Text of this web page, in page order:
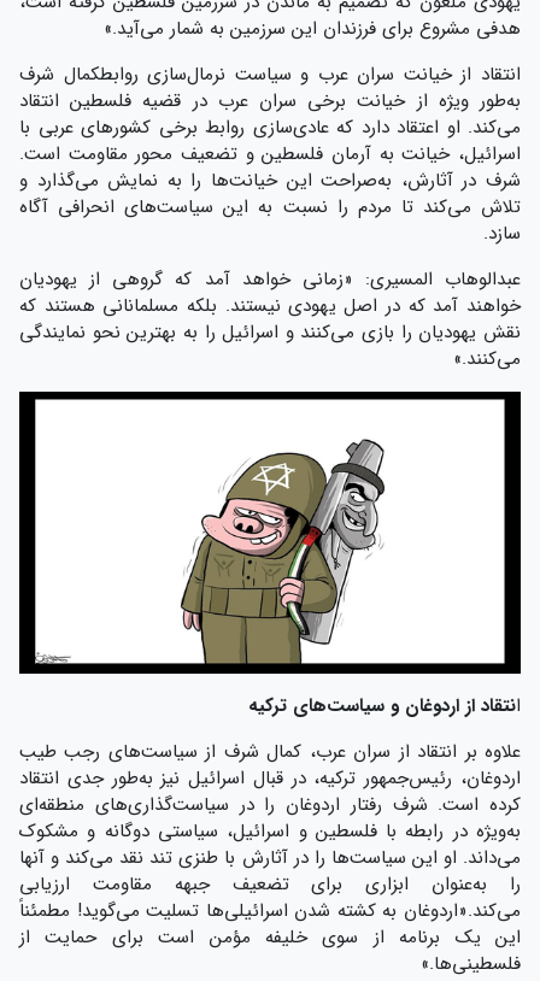
هدفی مشروع برای فرزندان این سرزمین به شمار می‌آید.»
انتقاد از خیانت سران عرب و سیاست نرمال‌سازی روابطکمال شرف
به‌طور ویژه از خیانت برخی سران عرب در قضیه فلسطین انتقاد
می‌کند. او اعتقاد دارد که عادی‌سازی روابط برخی کشورهای عربی با
اسرائیل، خیانت به آرمان فلسطین و تضعیف محور مقاومت است.
شرف در آثارش، به‌صراحت این خیانت‌ها را به نمایش می‌گذارد و
تلاش می‌کند تا مردم را نسبت به این سیاست‌های انحرافی آگاه
سازد.
عبدالوهاب المسیری: «زمانی خواهد آمد که گروهی از یهودیان
خواهند آمد که در اصل یهودی نیستند. بلکه مسلمانانی هستند که
نقش یهودیان را بازی می‌کنند و اسرائیل را به بهترین نحو نمایندگی
می‌کنند.»
انتقاد از اردوغان و سیاست‌های ترکیه
علاوه بر انتقاد از سران عرب، کمال شرف از سیاست‌های رجب طیب
اردوغان، رئیس‌جمهور ترکیه، در قبال اسرائیل نیز به‌طور جدی انتقاد
کرده است. شرف رفتار اردوغان را در سیاست‌گذاری‌های منطقه‌ای
به‌ویژه در رابطه با فلسطین و اسرائیل، سیاستی دوگانه و مشکوک
می‌داند. او این سیاست‌ها را در آثارش با طنزی تند نقد می‌کند و آنها
را به‌عنوان ابزاری برای تضعیف جبهه مقاومت ارزیابی
می‌کند.«اردوغان به کشته شدن اسرائیلی‌ها تسلیت می‌گوید! مطمئناً
این یک برنامه از سوی خلیفه مؤمن است برای حمایت از
فلسطینی‌ها.»